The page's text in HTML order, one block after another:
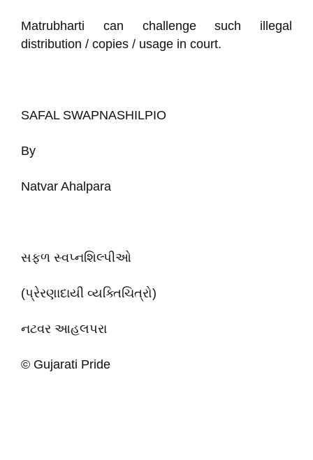
Matrubharti can challenge such illegal
distribution / copies / usage in court.
SAFAL SWAPNASHILPIO
By
Natvar Ahalpara
સફળ સ્વપ્નશિલ્પીઓ
(પ્રેરણાદાયી વ્યક્તિચિત્રો)
નટવર આહલપરા
© Gujarati Pride